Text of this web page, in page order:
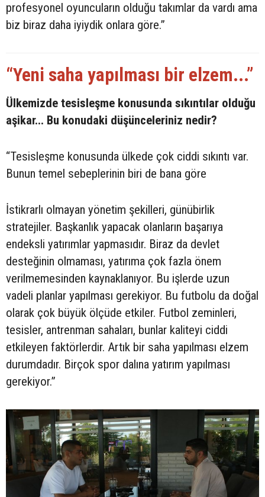
profesyonel oyuncuların olduğu takımlar da vardı ama
biz biraz daha iyiydik onlara göre.”
“Yeni saha yapılması bir elzem...”
Ülkemizde tesisleşme konusunda sıkıntılar olduğu
aşikar... Bu konudaki düşünceleriniz nedir?
“Tesisleşme konusunda ülkede çok ciddi sıkıntı var.
Bunun temel sebeplerinin biri de bana göre
İstikrarlı olmayan yönetim şekilleri, günübirlik
stratejiler. Başkanlık yapacak olanların başarıya
endeksli yatırımlar yapmasıdır. Biraz da devlet
desteğinin olmaması, yatırıma çok fazla önem
verilmemesinden kaynaklanıyor. Bu işlerde uzun
vadeli planlar yapılması gerekiyor. Bu futbolu da doğal
olarak çok büyük ölçüde etkiler. Futbol zeminleri,
tesisler, antrenman sahaları, bunlar kaliteyi ciddi
etkileyen faktörlerdir. Artık bir saha yapılması elzem
durumdadır. Birçok spor dalına yatırım yapılması
gerekiyor.”